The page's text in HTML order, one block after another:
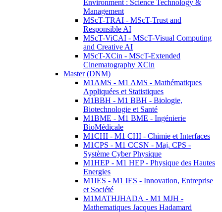
Environment : Science Technology &
Management
MScT-TRAI - MScT-Trust and
Responsible AI
MScT-ViCAI - MScT-Visual Computing
and Creative AI
MScT-XCin - MScT-Extended
Cinematography XCin
Master (DNM)
M1AMS - M1 AMS - Mathématiques
Appliquées et Statistiques
M1BBH - M1 BBH - Biologie,
Biotechnologie et Santé
M1BME - M1 BME - Ingénierie
BioMédicale
M1CHI - M1 CHI - Chimie et Interfaces
M1CPS - M1 CCSN - Maj. CPS -
Système Cyber Physique
M1HEP - M1 HEP - Physique des Hautes
Energies
M1IES - M1 IES - Innovation, Entreprise
et Société
M1MATHJHADA - M1 MJH -
Mathematiques Jacques Hadamard